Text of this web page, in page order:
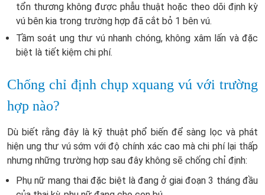
tổn thương không được phẫu thuật hoặc theo dõi định kỳ
vú bên kia trong trường hợp đã cắt bỏ 1 bên vú.
Tầm soát ung thư vú nhanh chóng, không xâm lấn và đặc
biệt là tiết kiệm chi phí.
Chống chỉ định chụp xquang vú với trường
hợp nào?
Dù biết rằng đây là kỹ thuật phổ biến để sàng lọc và phát
hiện ung thư vú sớm với độ chính xác cao mà chi phí lại thấp
nhưng những trường hợp sau đây không sẽ chống chỉ định:
Phụ nữ mang thai đặc biệt là đang ở giai đoạn 3 tháng đầu